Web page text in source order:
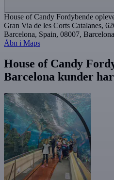
House of Candy Fordybende
Gran Via de les Corts Catalanes,
Barcelona, Spain, 08007, Barcelona
Åbn i Maps
House of Candy
Barcelona kunder